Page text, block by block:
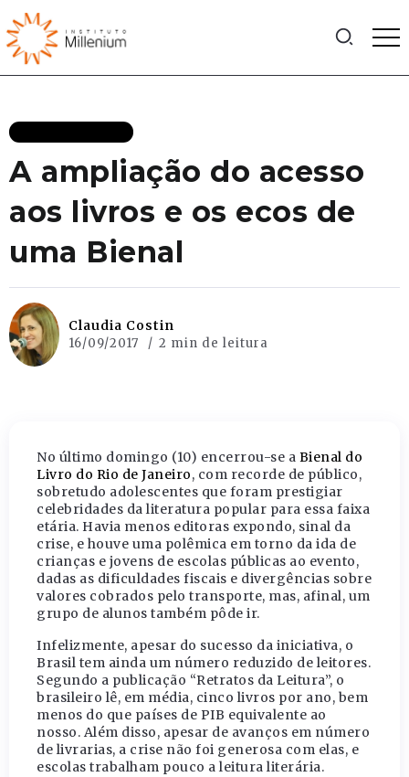
A ampliação do acesso
aos livros e os ecos de
uma Bienal
Claudia Costin
16/09/2017 2 min de leitura
No último domingo (10) encerrou-se a Bienal do
Livro do Rio de Janeiro, com recorde de público,
sobretudo adolescentes que foram prestigiar
celebridades da literatura popular para essa faixa
etária. Havia menos editoras expondo, sinal da
crise, e houve uma polêmica em torno da ida de
crianças e jovens de escolas públicas ao evento,
dadas as dificuldades fiscais e divergências sobre
valores cobrados pelo transporte, mas, afinal, um
grupo de alunos também pôde ir.
Infelizmente, apesar do sucesso da iniciativa, o
Brasil tem ainda um número reduzido de leitores.
Segundo a publicação “Retratos da Leitura”, o
brasileiro lê, em média, cinco livros por ano, bem
menos do que países de PIB equivalente ao
nosso. Além disso, apesar de avanços em número
de livrarias, a crise não foi generosa com elas, e
escolas trabalham pouco a leitura literária.